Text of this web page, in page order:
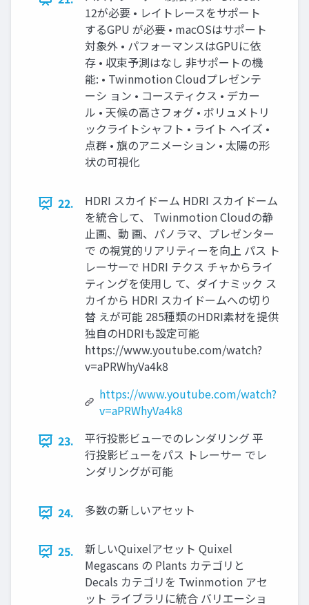
12が必要 • レイトレースをサポート
するGPU が必要 • macOSはサポート
対象外 • パフォーマンスはGPUに依
存 • 収束予測はなし 非サポートの機
能: • Twinmotion Cloudプレゼンテ
ーシ ョン • コースティクス • デカー
ル • 天候の高さフォグ • ボリュメトリ
ックライトシャフト • ライト ヘイズ •
点群 • 旗のアニメーション • 太陽の形
状の可視化
22.
HDRI スカイドーム HDRI スカイドーム
を統合して、 Twinmotion Cloudの静
止画、動 画、パノラマ、プレゼンター
で の視覚的リアリティーを向上 パス ト
レーサーで HDRI テクス チャからライ
ティングを使用し て、ダイナミック ス
カイから HDRI スカイドームへの切り
替 えが可能 285種類のHDRI素材を提供
独自のHDRIも設定可能
https://www.youtube.com/watch?
v=aPRWhyVa4k8
https://www.youtube.com/watch?
v=aPRWhyVa4k8
23.
平行投影ビューでのレンダリング 平
行投影ビューをパス トレーサー でレ
ンダリングが可能
24. 多数の新しいアセット
25.
新しいQuixelアセット Quixel
Megascans の Plants カテゴリと
Decals カテゴリを Twinmotion アセ
ット ライブラリに統合 バリエーショ